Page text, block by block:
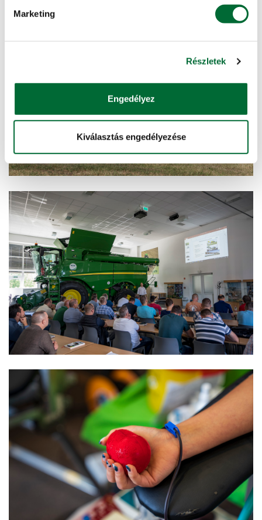
Marketing
Részletek
Engedélyez
Kiválasztás engedélyezése